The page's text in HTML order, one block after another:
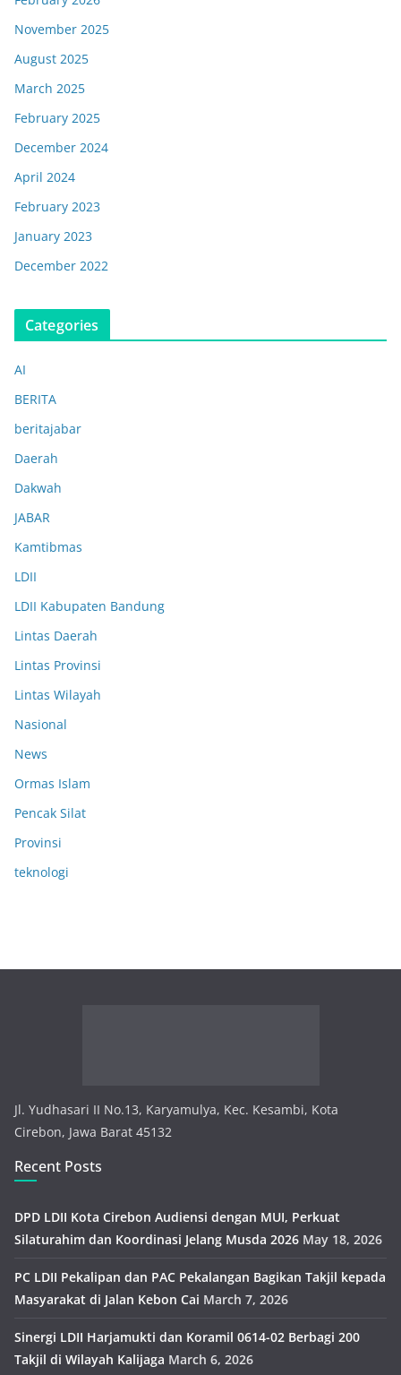
November 2025
August 2025
March 2025
February 2025
December 2024
April 2024
February 2023
January 2023
December 2022
Categories
AI
BERITA
beritajabar
Daerah
Dakwah
JABAR
Kamtibmas
LDII
LDII Kabupaten Bandung
Lintas Daerah
Lintas Provinsi
Lintas Wilayah
Nasional
News
Ormas Islam
Pencak Silat
Provinsi
teknologi
Jl. Yudhasari II No.13, Karyamulya, Kec. Kesambi, Kota
Cirebon, Jawa Barat 45132
Recent Posts
DPD LDII Kota Cirebon Audiensi dengan MUI, Perkuat
Silaturahim dan Koordinasi Jelang Musda 2026 May 18, 2026
PC LDII Pekalipan dan PAC Pekalangan Bagikan Takjil kepada
Masyarakat di Jalan Kebon Cai March 7, 2026
Sinergi LDII Harjamukti dan Koramil 0614-02 Berbagi 200
Takjil di Wilayah Kalijaga March 6, 2026